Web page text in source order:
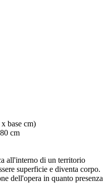
base cm)
cm
all'interno di un territorio
superficie e diventa corpo.
dell'opera in quanto presenza